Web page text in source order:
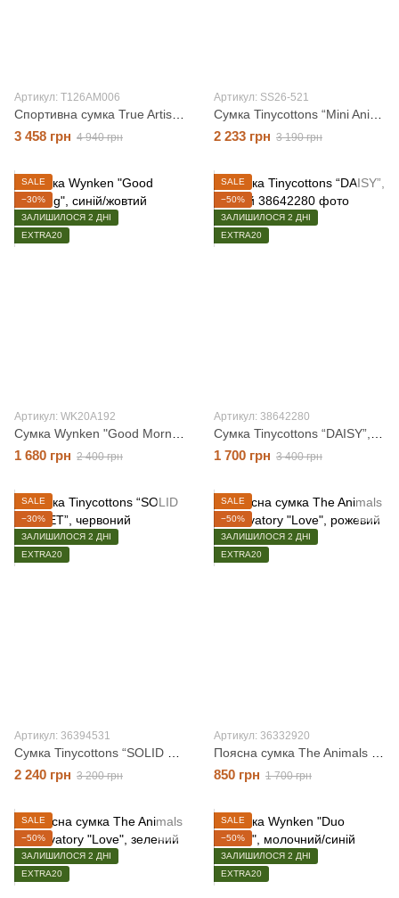
Артикул: T126AM006
3 458 грн 4 940 грн
Артикул: SS26-521
2 233 грн 3 190 грн
SALE
−30%
ЗАЛИШИЛОСЯ 2 ДНІ
EXTRA20
Артикул: WK20A192
1 680 грн 2 400 грн
SALE
−50%
ЗАЛИШИЛОСЯ 2 ДНІ
EXTRA20
Артикул: 38642280
1 700 грн 3 400 грн
SALE
−30%
ЗАЛИШИЛОСЯ 2 ДНІ
EXTRA20
Артикул: 36394531
2 240 грн 3 200 грн
SALE
−50%
ЗАЛИШИЛОСЯ 2 ДНІ
EXTRA20
Артикул: 36332920
850 грн 1 700 грн
SALE
−50%
ЗАЛИШИЛОСЯ 2 ДНІ
EXTRA20
SALE
−50%
ЗАЛИШИЛОСЯ 2 ДНІ
EXTRA20